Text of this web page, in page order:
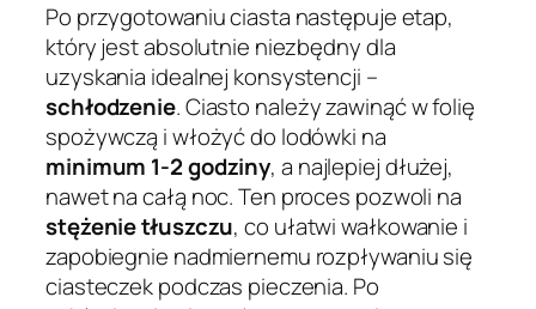
Po przygotowaniu ciasta następuje etap,
który jest absolutnie niezbędny dla
uzyskania idealnej konsystencji –
schłodzenie. Ciasto należy zawinąć w folię
spożywczą i włożyć do lodówki na
minimum 1-2 godziny, a najlepiej dłużej,
nawet na całą noc. Ten proces pozwoli na
stężenie tłuszczu, co ułatwi wałkowanie i
zapobiegnie nadmiernemu rozpływaniu się
ciasteczek podczas pieczenia. Po